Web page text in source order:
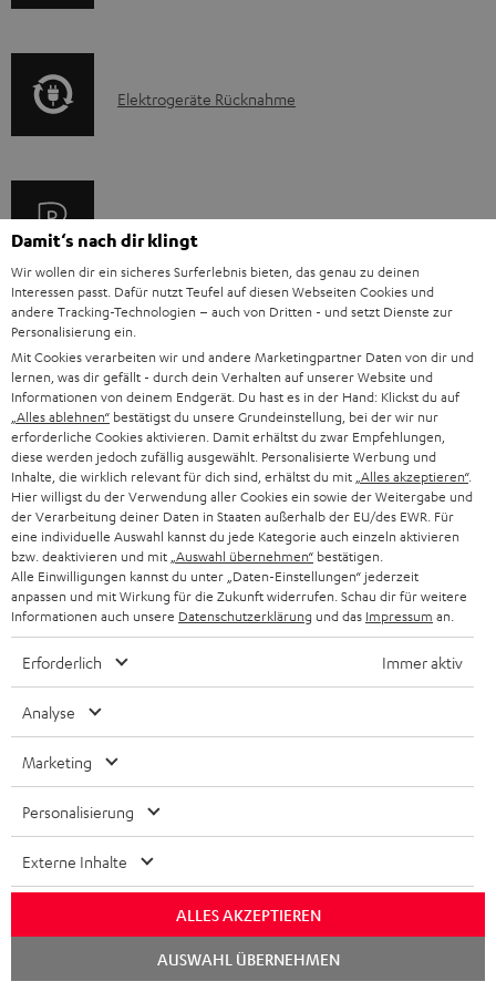
i
e
n
z
u
m
V
e
r
s
a
n
d
r
i
o
n
e
n
z
u
r
G
a
r
a
n
t
e
E
t
r
o
g
e
r
ä
t
e
R
ü
c
k
n
h
m
Elektrogeräte Rücknahme
A
u
d
i
o
-
L
e
x
i
k
o
n
Audio-Lexikon: Fachbegriffe schnell erklärt
K
o
n
t
a
k
t
d
a
t
e
n
Persönliche Kaufberatung
+49 (0) 30 / 217 84 212
Mo – Fr 08:00 – 19:00 Uhr
Sa 09:00 – 17:30 Uhr
Sonn- und Feiertage geschlossen
Teufel Support
Häufige Fragen
Kontakt
Store Finder
Erlebe unsere Produkte hautnah und lass dich
persönlich im Store beraten.
Übersicht
1
möglich. Der Gutschein gilt nur für Privatkunden. Kann nicht in
Kombination mit anderen Aktionsgutscheinen eingelöst werden. Der
Weiterverkauf von Aktionsgutscheinen ist untersagt. Der Gutschein verliert
im Falle eines Verkaufs seine Gültigkeit. Die genauen Bedingungen
entnehmen Sie bitte den
Damit‘s nach dir klingt
Wir wollen dir ein sicheres Surferlebnis bieten, das genau zu deinen
Interessen passt. Dafür nutzt Teufel auf diesen Webseiten Cookies und
andere Tracking-Technologien – auch von Dritten - und setzt Dienste zur
Personalisierung ein.
Mit Cookies verarbeiten wir und andere Marketingpartner Daten von dir und
lernen, was dir gefällt - durch dein Verhalten auf unserer Website und
Informationen von deinem Endgerät. Du hast es in der Hand: Klickst du auf
„Alles ablehnen“ bestätigst du unsere Grundeinstellung, bei der wir nur
erforderliche Cookies aktivieren. Damit erhältst du zwar Empfehlungen,
diese werden jedoch zufällig ausgewählt. Personalisierte Werbung und
Inhalte, die wirklich relevant für dich sind, erhältst du mit „Alles akzeptieren“.
Hier willigst du der Verwendung aller Cookies ein sowie der Weitergabe und
der Verarbeitung deiner Daten in Staaten außerhalb der EU/des EWR. Für
eine individuelle Auswahl kannst du jede Kategorie auch einzeln aktivieren
bzw. deaktivieren und mit „Auswahl übernehmen“ bestätigen.
Alle Einwilligungen kannst du unter „Daten-Einstellungen“ jederzeit
anpassen und mit Wirkung für die Zukunft widerrufen. Schau dir für weitere
Informationen auch unsere Datenschutzerklärung und das Impressum an.
Erforderlich Immer aktiv
Analyse
Marketing
Personalisierung
Externe Inhalte
ALLES AKZEPTIEREN
AUSWAHL ÜBERNEHMEN